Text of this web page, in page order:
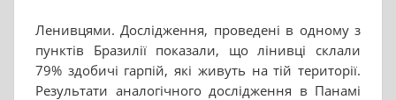
Ленивцями. Дослідження, проведені в одному з
пунктів Бразилії показали, що лінивці склали
79% здобичі гарпій, які живуть на тій території.
Результати аналогічного дослідження в Панамі